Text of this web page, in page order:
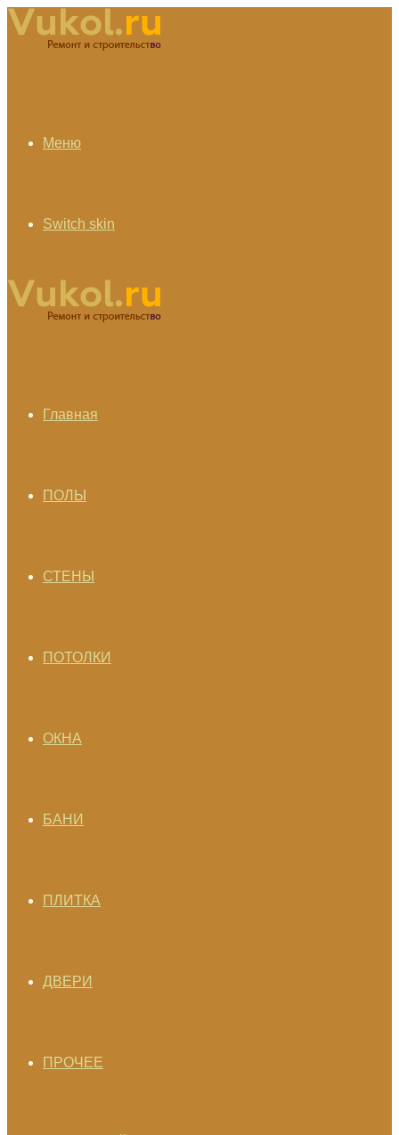
Меню
Switch skin
Главная
ПОЛЫ
СТЕНЫ
ПОТОЛКИ
ОКНА
БАНИ
ПЛИТКА
ДВЕРИ
ПРОЧЕЕ